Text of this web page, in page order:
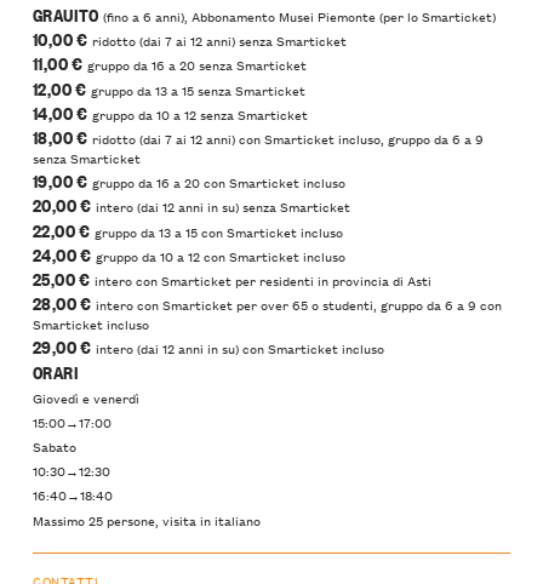
GRAUITO (fino a 6 anni), Abbonamento Musei Piemonte (per lo Smarticket)
10,00 € ridotto (dai 7 ai 12 anni) senza Smarticket
11,00 € gruppo da 16 a 20 senza Smarticket
12,00 € gruppo da 13 a 15 senza Smarticket
14,00 € gruppo da 10 a 12 senza Smarticket
18,00 € ridotto (dai 7 ai 12 anni) con Smarticket incluso, gruppo da 6 a 9
senza Smarticket
19,00 € gruppo da 16 a 20 con Smarticket incluso
20,00 € intero (dai 12 anni in su) senza Smarticket
22,00 € gruppo da 13 a 15 con Smarticket incluso
24,00 € gruppo da 10 a 12 con Smarticket incluso
25,00 € intero con Smarticket per residenti in provincia di Asti
28,00 € intero con Smarticket per over 65 o studenti, gruppo da 6 a 9 con
Smarticket incluso
29,00 € intero (dai 12 anni in su) con Smarticket incluso
ORARI
Giovedì e venerdì
15:00→17:00
Sabato
10:30→12:30
16:40→18:40
Massimo 25 persone, visita in italiano